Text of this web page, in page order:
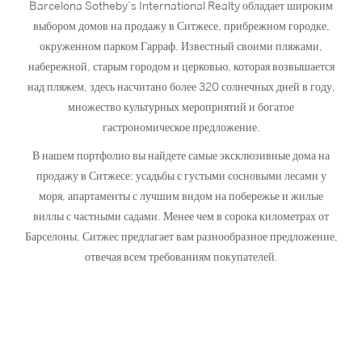
Barcelona Sotheby’s International Realty обладает широким
выбором домов на продажу в Ситжесе, прибрежном городке,
окруженном парком Гарраф. Известный своими пляжами,
набережной, старым городом и церковью, которая возвышается
над пляжем, здесь насчитано более 320 солнечных дней в году,
множество культурных мероприятий и богатое
гастрономическое предложение.
В нашем портфолио вы найдете самые эксклюзивные дома на
продажу в Ситжесе: усадьбы с густыми сосновыми лесами у
моря, апартаменты с лучшим видом на побережье и жилые
виллы с частными садами. Менее чем в сорока километрах от
Барселоны, Ситжес предлагает вам разнообразное предложение,
отвечая всем требованиям покупателей.